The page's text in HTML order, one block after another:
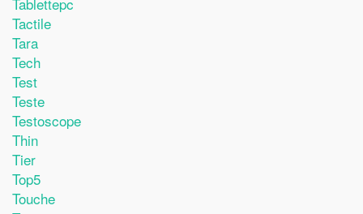
Tactile
Tara
Tech
Test
Teste
Testoscope
Thin
Tier
Top5
Touche